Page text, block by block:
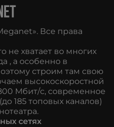
Все права
не хватает во многих
, а особенно в
строим там свою
высокоскоростной
Мбит/с, современное
185 топовых каналов)
сетях